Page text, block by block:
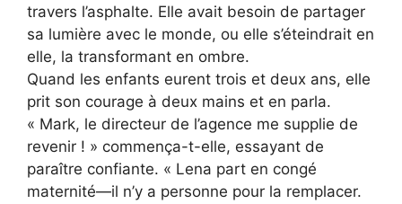
travers l’asphalte. Elle avait besoin de partager
sa lumière avec le monde, ou elle s’éteindrait en
elle, la transformant en ombre.
Quand les enfants eurent trois et deux ans, elle
prit son courage à deux mains et en parla.
« Mark, le directeur de l’agence me supplie de
revenir ! » commença-t-elle, essayant de
paraître confiante. « Lena part en congé
maternité—il n’y a personne pour la remplacer.